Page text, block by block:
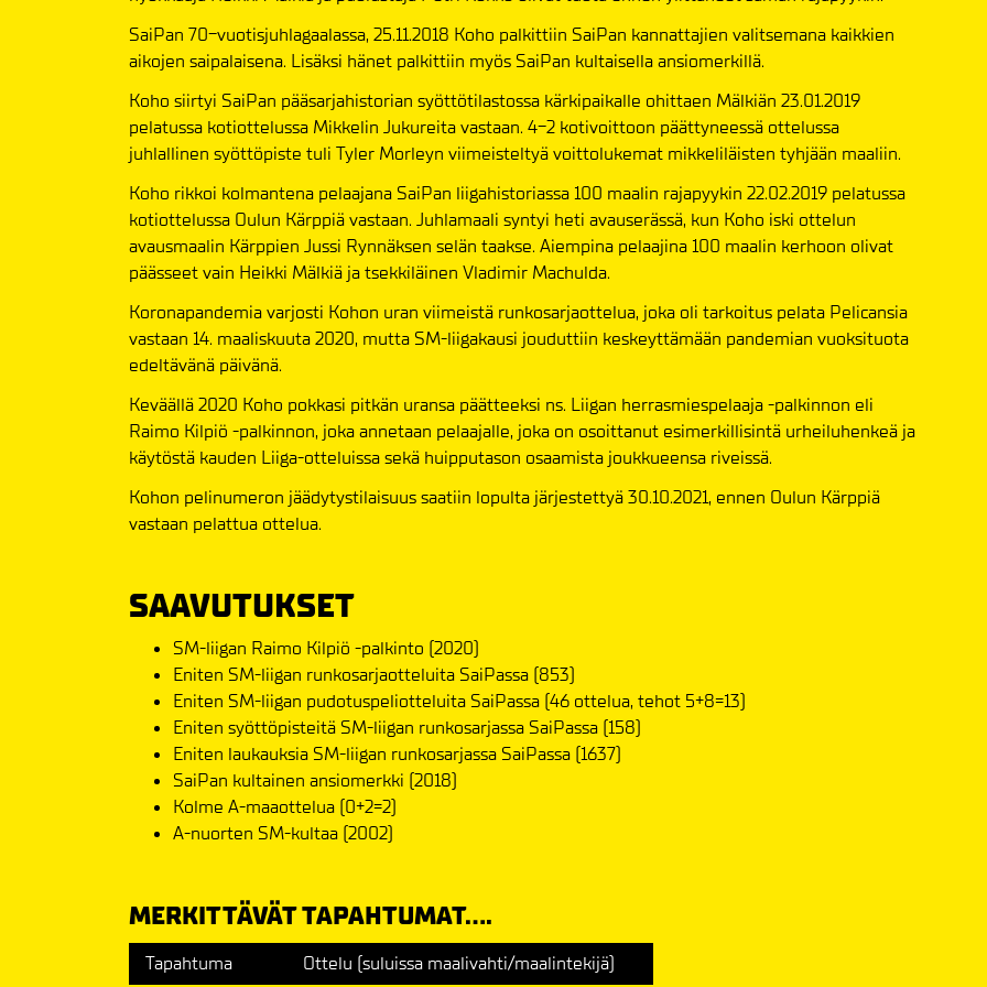
SaiPan 70-vuotisjuhlagaalassa, 25.11.2018 Koho palkittiin SaiPan kannattajien valitsemana kaikkien
aikojen saipalaisena. Lisäksi hänet palkittiin myös SaiPan kultaisella ansiomerkillä.
Koho siirtyi SaiPan pääsarjahistorian syöttötilastossa kärkipaikalle ohittaen Mälkiän 23.01.2019
pelatussa kotiottelussa Mikkelin Jukureita vastaan. 4-2 kotivoittoon päättyneessä ottelussa
juhlallinen syöttöpiste tuli Tyler Morleyn viimeisteltyä voittolukemat mikkeliläisten tyhjään maaliin.
Koho rikkoi kolmantena pelaajana SaiPan liigahistoriassa 100 maalin rajapyykin 22.02.2019 pelatussa
kotiottelussa Oulun Kärppiä vastaan. Juhlamaali syntyi heti avauserässä, kun Koho iski ottelun
avausmaalin Kärppien Jussi Rynnäksen selän taakse. Aiempina pelaajina 100 maalin kerhoon olivat
päässeet vain Heikki Mälkiä ja tsekkiläinen Vladimir Machulda.
Koronapandemia varjosti Kohon uran viimeistä runkosarjaottelua, joka oli tarkoitus pelata Pelicansia
vastaan 14. maaliskuuta 2020, mutta SM-liigakausi jouduttiin keskeyttämään pandemian vuoksituota
edeltävänä päivänä.
Keväällä 2020 Koho pokkasi pitkän uransa päätteeksi ns. Liigan herrasmiespelaaja -palkinnon eli
Raimo Kilpiö -palkinnon, joka annetaan pelaajalle, joka on osoittanut esimerkillisintä urheiluhenkeä ja
käytöstä kauden Liiga-otteluissa sekä huipputason osaamista joukkueensa riveissä.
Kohon pelinumeron jäädytystilaisuus saatiin lopulta järjestettyä 30.10.2021, ennen Oulun Kärppiä
vastaan pelattua ottelua.
SAAVUTUKSET
SM-liigan Raimo Kilpiö -palkinto (2020)
Eniten SM-liigan runkosarjaotteluita SaiPassa (853)
Eniten SM-liigan pudotuspeliotteluita SaiPassa (46 ottelua, tehot 5+8=13)
Eniten syöttöpisteitä SM-liigan runkosarjassa SaiPassa (158)
Eniten laukauksia SM-liigan runkosarjassa SaiPassa (1637)
SaiPan kultainen ansiomerkki (2018)
Kolme A-maaottelua (0+2=2)
A-nuorten SM-kultaa (2002)
MERKITTÄVÄT TAPAHTUMAT....
Tapahtuma Ottelu (suluissa maalivahti/maalintekijä)